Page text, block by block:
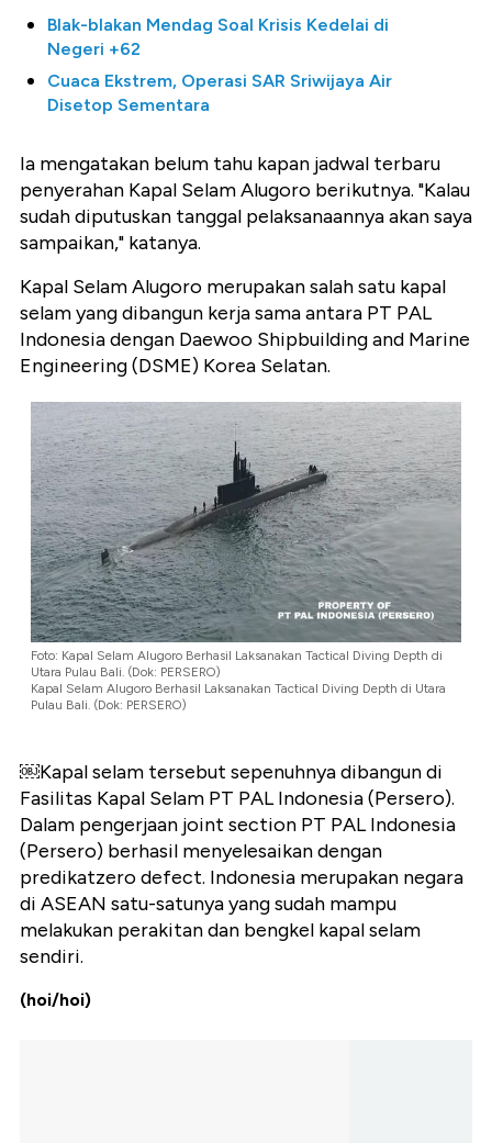
Blak-blakan Mendag Soal Krisis Kedelai di
Negeri +62
Cuaca Ekstrem, Operasi SAR Sriwijaya Air
Disetop Sementara
Ia mengatakan belum tahu kapan jadwal terbaru
penyerahan Kapal Selam Alugoro berikutnya. "Kalau
sudah diputuskan tanggal pelaksanaannya akan saya
sampaikan," katanya.
Kapal Selam Alugoro merupakan salah satu kapal
selam yang dibangun kerja sama antara PT PAL
Indonesia dengan Daewoo Shipbuilding and Marine
Engineering (DSME) Korea Selatan.
Foto: Kapal Selam Alugoro Berhasil Laksanakan Tactical Diving Depth di
Utara Pulau Bali. (Dok: PERSERO)
Kapal Selam Alugoro Berhasil Laksanakan Tactical Diving Depth di Utara
Pulau Bali. (Dok: PERSERO)
￼Kapal selam tersebut sepenuhnya dibangun di
Fasilitas Kapal Selam PT PAL Indonesia (Persero).
Dalam pengerjaan joint section PT PAL Indonesia
(Persero) berhasil menyelesaikan dengan
predikatzero defect. Indonesia merupakan negara
di ASEAN satu-satunya yang sudah mampu
melakukan perakitan dan bengkel kapal selam
sendiri.
(hoi/hoi)